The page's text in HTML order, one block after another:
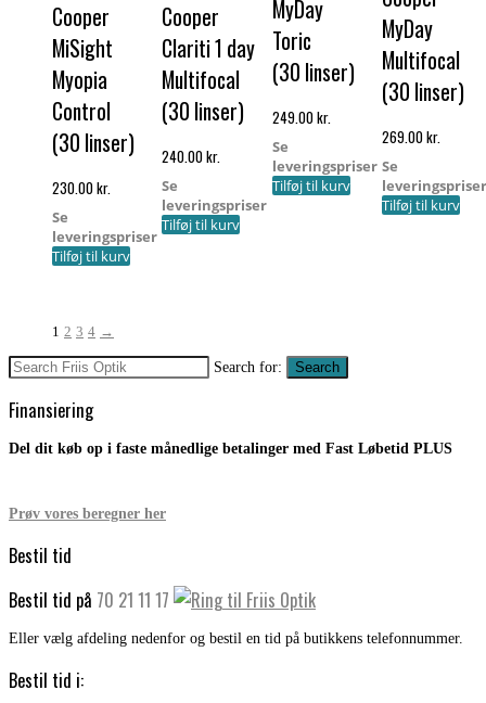
Cooper
MiSight
Myopia
Control
(30 linser)
230.00kr.
Se
leveringspriser
Tilføj til kurv
Cooper
Clariti 1 day
Multifocal
(30 linser)
240.00kr.
Se
leveringspriser
Tilføj til kurv
MyDay
Toric
(30 linser)
249.00kr.
Se
leveringspriser
Tilføj til kurv
MyDay
Multifocal
(30 linser)
269.00kr.
Se
leveringspriser
Tilføj til kurv
1 2 3 4 →
Search for: Search
Finansiering
Del dit køb op i faste månedlige betalinger med Fast Løbetid PLUS
Prøv vores beregner her
Bestil tid
Bestil tid på 70 21 11 17
Eller vælg afdeling nedenfor og bestil en tid på butikkens telefonnummer.
Bestil tid i: